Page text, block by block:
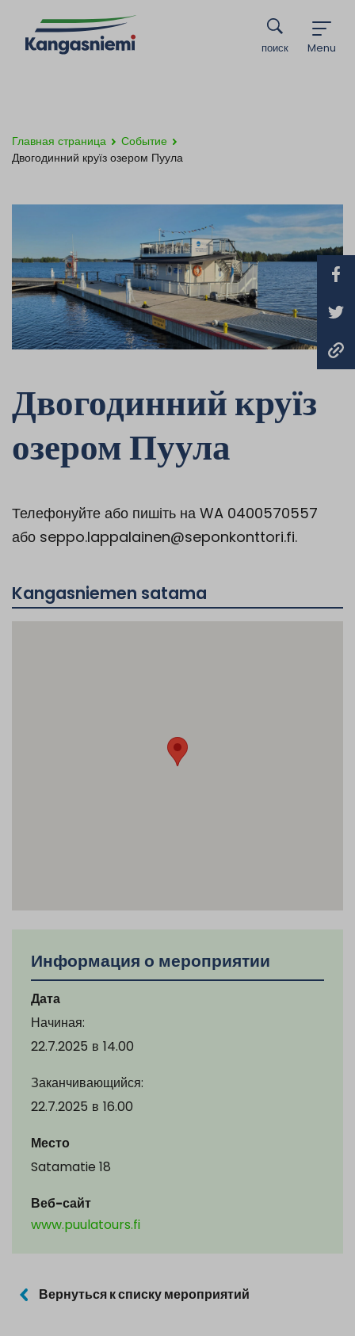
Menu
поиск
Главная страница
Событие
Двогодинний круїз озером Пуула
Двогодинний круїз
озером Пуула
Телефонуйте або пишіть на WA 0400570557
або seppo.lappalainen@seponkonttori.fi.
Kangasniemen satama
Информация о мероприятии
Дата
Начиная:
22.7.2025 в 14.00
Заканчивающийся:
22.7.2025 в 16.00
Место
Satamatie 18
Веб-сайт
www.puulatours.fi
Вернуться к списку мероприятий